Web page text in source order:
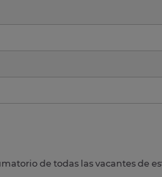
de todas las vacantes de